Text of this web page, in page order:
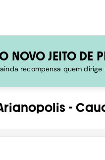
NOVO JEITO DE
recompensa quem
-